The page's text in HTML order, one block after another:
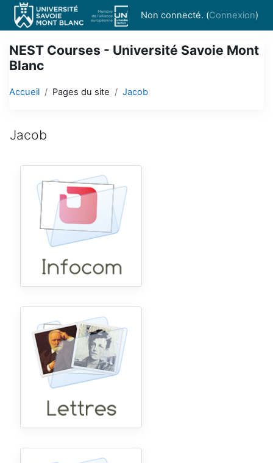
Passer au contenu principal
Non connecté. (Connexion)
NEST Courses - Université Savoie Mont
Blanc
Accueil Pages du site Jacob
Jacob